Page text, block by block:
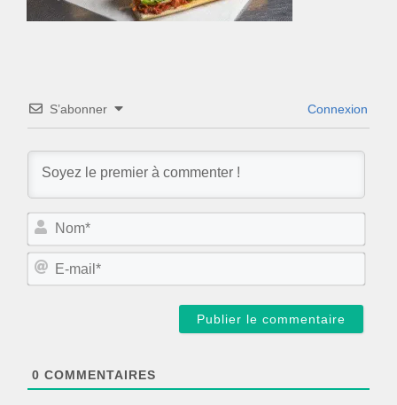
S’abonner Connexion
N
m
E
0 COMMENTAIRES